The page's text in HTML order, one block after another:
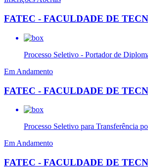
FATEC - FACULDADE DE
Processo Seletivo - Portador de
Em Andamento
FATEC - FACULDADE DE
Processo Seletivo para Transferência
Em Andamento
FATEC - FACULDADE DE